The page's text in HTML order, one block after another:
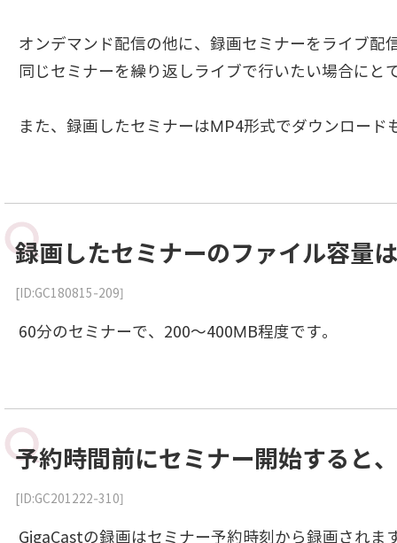
オンデマンド配信の他に、録画セミナーをライブ配
同じセミナーを繰り返しライブで行いたい場合にと
また、録画したセミナーはMP4形式でダウンロー
録画したセミナーのファイル容量
[ID:GC180815-209]
60分のセミナーで、200～400MB程度です。
予約時間前にセミナー開始すると
[ID:GC201222-310]
GigaCastの録画はセミナー予約時刻から録画されま